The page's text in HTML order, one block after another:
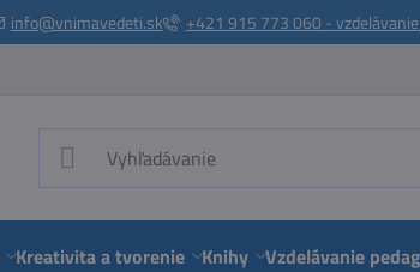
info@vnimavedeti.sk +421 915 773 060 - vzdelávanie
Kreativita a tvorenie Knihy Vzdelávanie